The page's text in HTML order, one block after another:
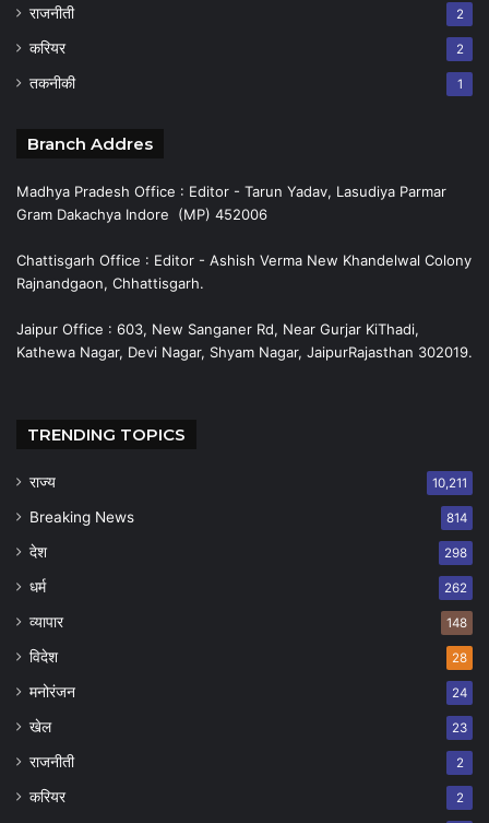
राजनीती 2
करियर 2
तकनीकी 1
Branch Addres
Madhya Pradesh Office : Editor - Tarun Yadav, Lasudiya Parmar
Gram Dakachya Indore (MP) 452006
Chattisgarh Office : Editor - Ashish Verma New Khandelwal Colony
Rajnandgaon, Chhattisgarh.
Jaipur Office : 603, New Sanganer Rd, Near Gurjar KiThadi,
Kathewa Nagar, Devi Nagar, Shyam Nagar, JaipurRajasthan 302019.
TRENDING TOPICS
राज्य 10,211
Breaking News 814
देश 298
धर्म 262
व्यापार 148
विदेश 28
मनोरंजन 24
खेल 23
राजनीती 2
करियर 2